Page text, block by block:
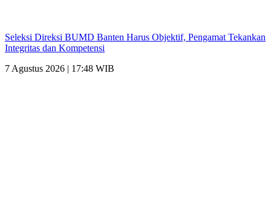
Seleksi Direksi BUMD Banten Harus Objektif, Pengamat Tekankan
Integritas dan Kompetensi
7 Agustus 2026 | 17:48 WIB